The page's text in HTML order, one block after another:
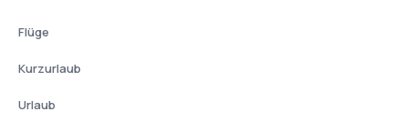
Flüge
Kurzurlaub
Urlaub